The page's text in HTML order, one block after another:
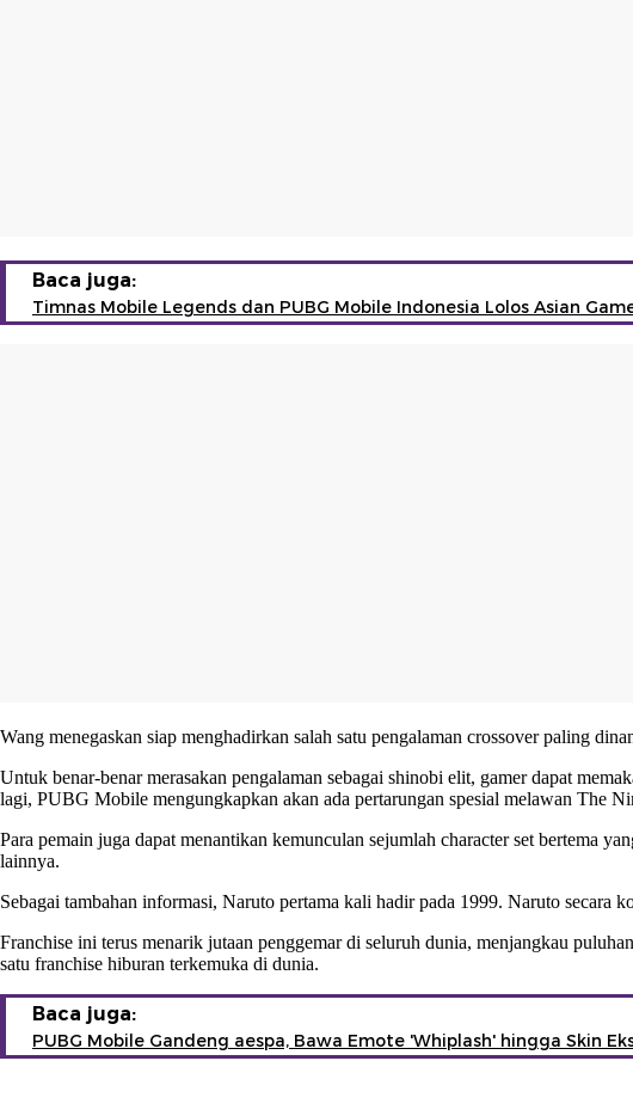
Baca juga:
Timnas Mobile Legends dan PUBG Mobile Indonesia Lolos Asian
Wang menegaskan siap menghadirkan salah satu pengalaman crossover paling
Untuk benar-benar merasakan pengalaman sebagai shinobi elit, gamer dapat
lagi, PUBG Mobile mengungkapkan akan ada pertarungan spesial melawan The
Para pemain juga dapat menantikan kemunculan sejumlah character set bertema
lainnya.
Sebagai tambahan informasi, Naruto pertama kali hadir pada 1999. Naruto secara
Franchise ini terus menarik jutaan penggemar di seluruh dunia, menjangkau
satu franchise hiburan terkemuka di dunia.
Baca juga:
PUBG Mobile Gandeng aespa, Bawa Emote 'Whiplash' hingga Skin